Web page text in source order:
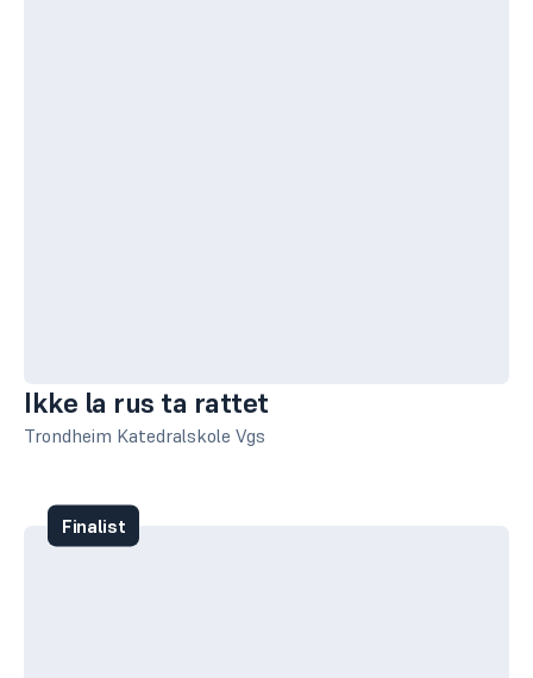
Ikke la rus ta rattet
Trondheim Katedralskole Vgs
Finalist